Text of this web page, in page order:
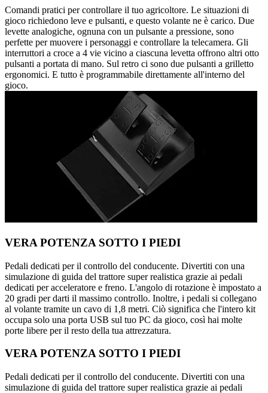
Comandi pratici per controllare il tuo agricoltore. Le situazioni di
gioco richiedono leve e pulsanti, e questo volante ne è carico. Due
levette analogiche, ognuna con un pulsante a pressione, sono
perfette per muovere i personaggi e controllare la telecamera. Gli
interruttori a croce a 4 vie vicino a ciascuna levetta offrono altri otto
pulsanti a portata di mano. Sul retro ci sono due pulsanti a grilletto
ergonomici. E tutto è programmabile direttamente all'interno del
gioco.
VERA POTENZA SOTTO I PIEDI
Pedali dedicati per il controllo del conducente. Divertiti con una
simulazione di guida del trattore super realistica grazie ai pedali
dedicati per acceleratore e freno. L'angolo di rotazione è impostato a
20 gradi per darti il massimo controllo. Inoltre, i pedali si collegano
al volante tramite un cavo di 1,8 metri. Ciò significa che l'intero kit
occupa solo una porta USB sul tuo PC da gioco, così hai molte
porte libere per il resto della tua attrezzatura.
VERA POTENZA SOTTO I PIEDI
Pedali dedicati per il controllo del conducente. Divertiti con una
simulazione di guida del trattore super realistica grazie ai pedali